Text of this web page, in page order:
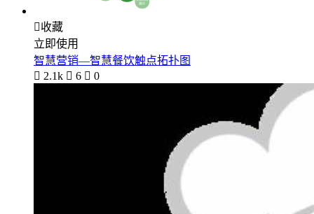
收藏
立即使用
智慧营销—智慧餐饮触点拓扑图
 2.1k  6  0